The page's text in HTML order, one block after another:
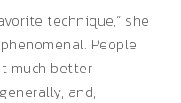
technique,” she
People
much better
and,